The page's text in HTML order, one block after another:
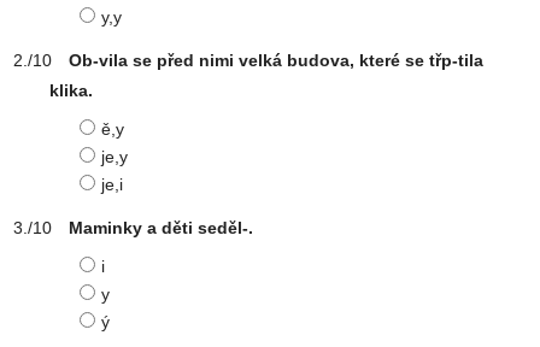
y,y
Ob-vila se před nimi velká budova, které se třp-tila
klika.
ě,y
je,y
je,i
Maminky a děti seděl-.
i
y
ý